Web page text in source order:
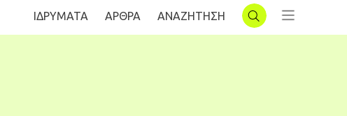
ΙΔΡΥΜΑΤΑ AΡΘΡΑ ΑΝΑΖΗΤΗΣΗ